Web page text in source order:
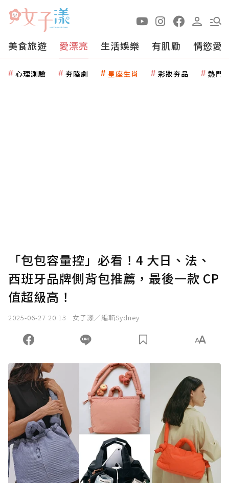
美食旅遊 愛漂亮 生活娛樂 有肌勵 情慾愛
心理測驗 夯陸劇 星座生肖 彩妝夯品 熱門
「包包容量控」必看！4 大日、法、
西班牙品牌側背包推薦，最後一款 CP
值超級高！
2025-06-27 20:13 女子漾／編輯Sydney